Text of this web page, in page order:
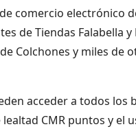
comercio electrónico
de Tiendas Falabella y
Colchones y miles
acceder a todos
CMR puntos y